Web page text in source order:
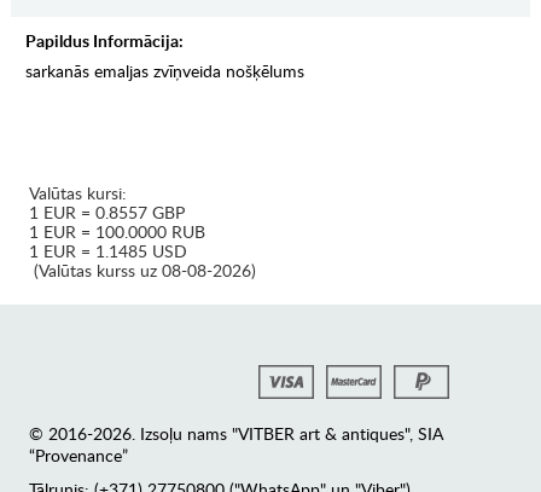
Papildus Informācija:
sarkanās emaljas zvīņveida nošķēlums
Valūtas kursi:
1 EUR = 0.8557 GBP
1 EUR = 100.0000 RUB
1 EUR = 1.1485 USD
(Valūtas kurss uz 08-08-2026)
© 2016-2026. Izsoļu nams "VITBER art & antiques", SIA
“Provenance”